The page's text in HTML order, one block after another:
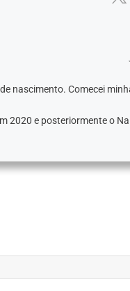
nascimento. Comecei
2020 e posteriormente o